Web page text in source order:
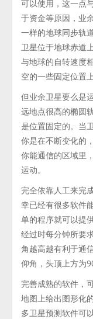
可以使用，这一点
于资金等原因，业
一样的地球同步轨
卫星位于地球赤道
与地球的自转速度
空的一些固定位置上
但业余卫星要么是
远地点很高的椭圆
是位置固定的。当
你是在不断变化的
你能通信的区域里
运动。
完全依靠人工来完
幸已经有很多软件
单的程序就可以提
经过时每分钟所要
角越高越有利于通
仰角，头顶上方为
完善成熟的软件，
地图上给出图形化
多卫星预测软件可